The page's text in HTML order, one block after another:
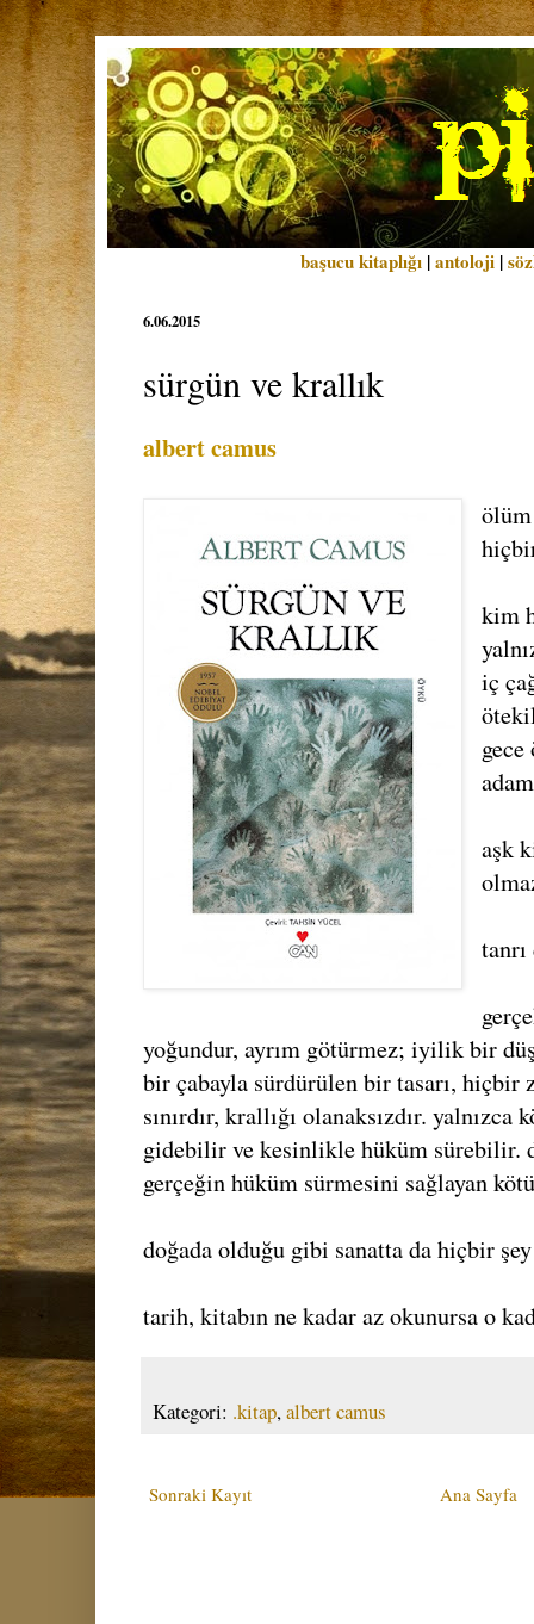
başucu kitaplığı |antoloji |
6.06.2015
sürgün ve krallık
albert camus
kim
iç
aşk
yoğundur, ayrım götürmez; iyilik bir
bir çabayla sürdürülen bir tasarı, hiçbir
sınırdır, krallığı olanaksızdır.
gidebilir ve kesinlikle hüküm sürebilir.
gerçeğin hüküm sürmesini sağlayan
doğada olduğu gibi sanatta da hiçbir
tarih, kitabın ne kadar az okunursa o
Kategori: .kitap,albert camus
Sonraki Kayıt Ana Sayfa